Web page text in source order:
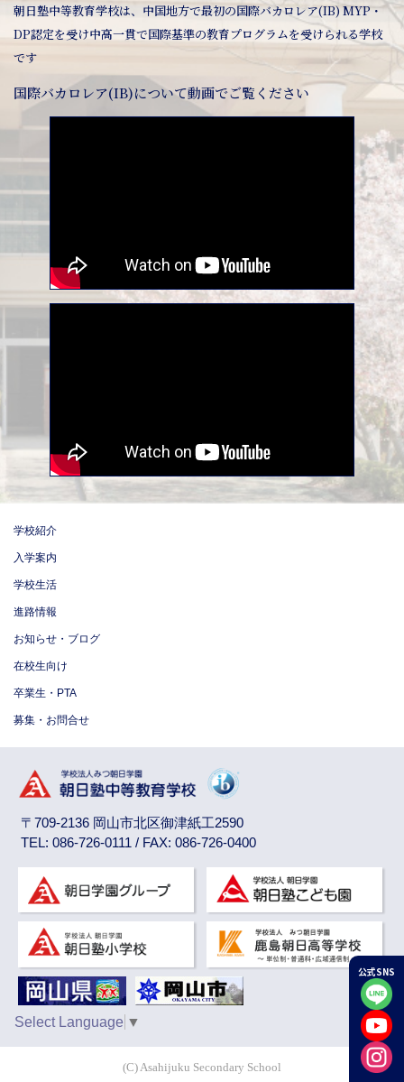
朝日塾中等教育学校は、中国地方で最初の国際バカロレア(IB) MYP・
DP認定を受け中高一貫で国際基準の教育プログラムを受けられる学校
です
国際バカロレア(IB)について動画でご覧ください
学校紹介
入学案内
学校生活
進路情報
お知らせ・ブログ
在校生向け
卒業生・PTA
募集・お問合せ
〒709-2136 岡山市北区御津紙工2590
TEL: 086-726-0111 / FAX: 086-726-0400
Select Language ▼
(C) Asahijuku Secondary School
公式SNS